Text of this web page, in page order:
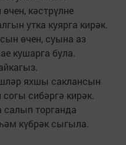
кәстрүлне
утка куярга кирәк.
өчен, суына аз
кушарга була.
яхшы саклансын
сибәргә кирәк.
салып торганда
күбрәк сыгыла.